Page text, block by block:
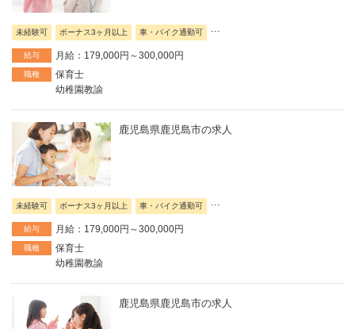
未経験可 ボーナス3ヶ月以上 車・バイク通勤可 ...
給与 月給：179,000円～300,000円
職種
保育士
幼稚園教諭
鹿児島県鹿児島市の求人
未経験可 ボーナス3ヶ月以上 車・バイク通勤可
給与 月給：179,000円～300,000円
職種
保育士
幼稚園教諭
鹿児島県鹿児島市の求人